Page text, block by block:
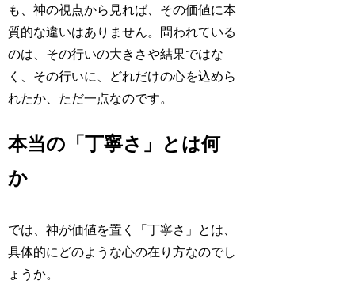
も、神の視点から見れば、その価値に本
質的な違いはありません。問われている
のは、その行いの大きさや結果ではな
く、その行いに、どれだけの心を込めら
れたか、ただ一点なのです。
本当の「丁寧さ」とは何
か
では、神が価値を置く「丁寧さ」とは、
具体的にどのような心の在り方なのでし
ょうか。